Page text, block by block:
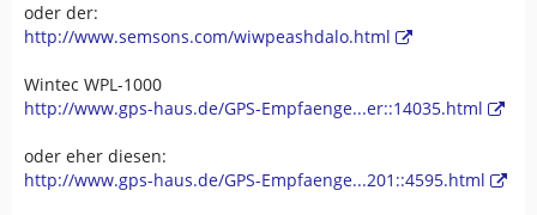
oder der:
http://www.semsons.com/wiwpeashdalo.html
Wintec WPL-1000
http://www.gps-haus.de/GPS-Empfaenge...er::14035.html
oder eher diesen:
http://www.gps-haus.de/GPS-Empfaenge...201::4595.html